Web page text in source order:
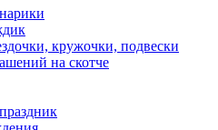
кружочки, подвески
на скотче